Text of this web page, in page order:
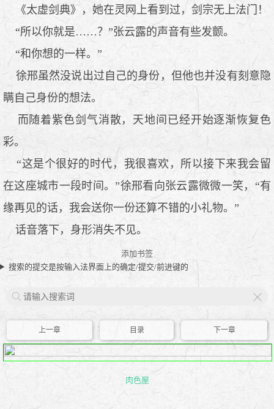
《太虚剑典》，她在灵网上看到过，剑宗无上法门！
“所以你就是……？”张云露的声音有些发颤。
“和你想的一样。”
徐邢虽然没说出过自己的身份，但他也并没有刻意隐
瞒自己身份的想法。
而随着紫色剑气消散，天地间已经开始逐渐恢复色
彩。
“这是个很好的时代，我很喜欢，所以接下来我会留
在这座城市一段时间。”徐邢看向张云露微微一笑，“有
缘再见的话，我会送你一份还算不错的小礼物。”
话音落下，身形消失不见。
添加书签
搜索的提交是按输入法界面上的确定/提交/前进键的
上一章 目录 下一章
肉色屋